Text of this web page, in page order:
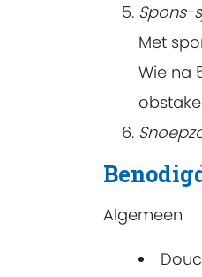
Spons-
Met
Wie na
Algemeen